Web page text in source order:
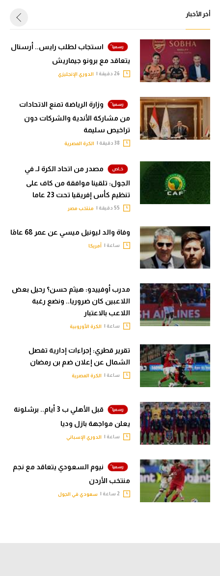
أخر الأخبار
استجاب لطلب رايس.. أرسنال
يتعاقد مع برونو جيماريش
الدوري الإنجليزي
وزارة الرياضة تمنع الاتحادات
من مشاركة الأندية والشركات دون
تراخيص سليمة
الكرة المصرية
مصدر من اتحاد الكرة لـ في
الجول: تلقينا موافقة من كاف على
تنظيم كأس إفريقيا تحت 23 عاما
منتخب مصر
وفاة والد ليونيل ميسي عن عمر 68 عامًا
ساعة | أمريكا
مدرب أوفييدو: هيثم حسن؟ رحيل بعض
اللاعبين كان ضروريا.. ونضع رغبة
اللاعب بالاعتبار
ساعة | الكرة الأوروبية
تقرير قطري: إجراءات إدارية تفصل
الشمال عن إعلان ضم بن رمضان
ساعة | الكرة المصرية
قبل الأهلي ب 3 أيام.. برشلونة
يعلن مواجهة بازل وديا
ساعة | الدوري الإسباني
نيوم السعودي يتعاقد مع نجم
منتخب الأردن
سعودي في الجول